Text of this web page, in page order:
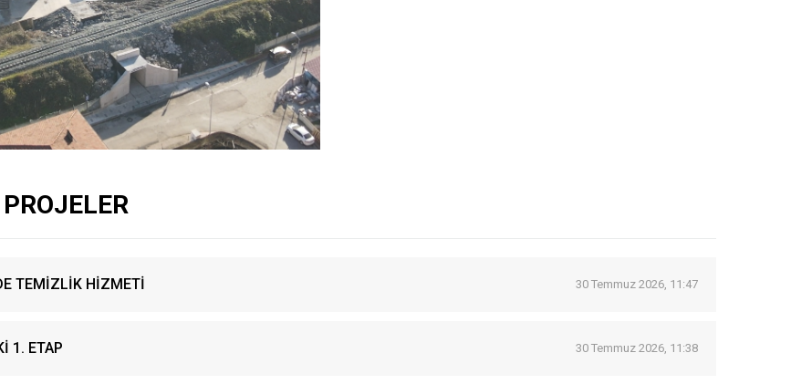
TEMİZLİK HİZMETİ 30 Temmuz 2026, 11:47
1. ETAP 30 Temmuz 2026, 11:38